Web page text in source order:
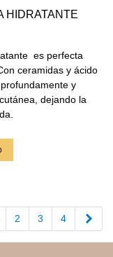
HIDRATANTE
es perfecta
ceramidas y ácido
y
dejando la
2 3 4